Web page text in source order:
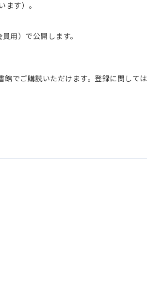
す）。
用）で公開します。
でご購読いただけます。登録に関しては